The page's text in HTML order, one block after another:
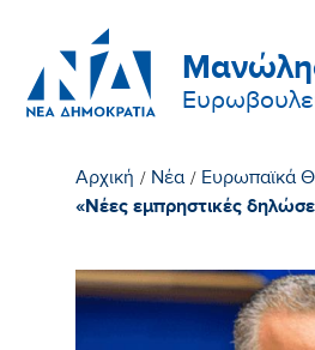
Αρχική / Νέα / Ευρωπαϊκά
«Νέες εμπρηστικές